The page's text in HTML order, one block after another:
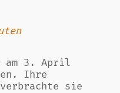
am 3. April
Ihre
sie